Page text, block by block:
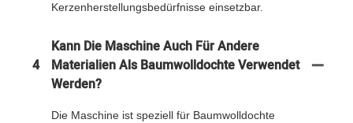
Kerzenherstellungsbedürfnisse einsetzbar.
4
Kann Die Maschine Auch Für Andere
Materialien Als Baumwolldochte Verwendet
Werden?
Die Maschine ist speziell für Baumwolldochte